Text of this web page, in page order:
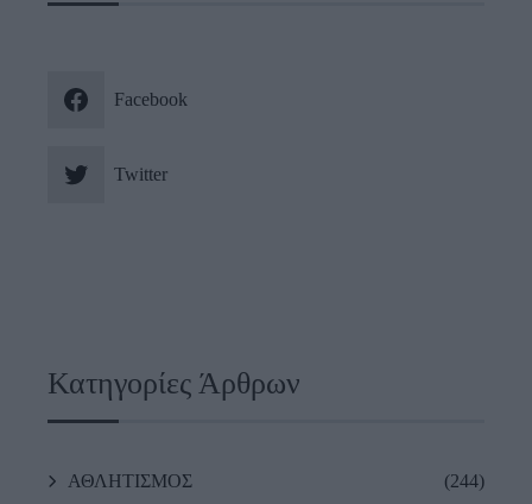
Facebook
Twitter
Κατηγορίες Άρθρων
ΑΘΛΗΤΙΣΜΟΣ (244)